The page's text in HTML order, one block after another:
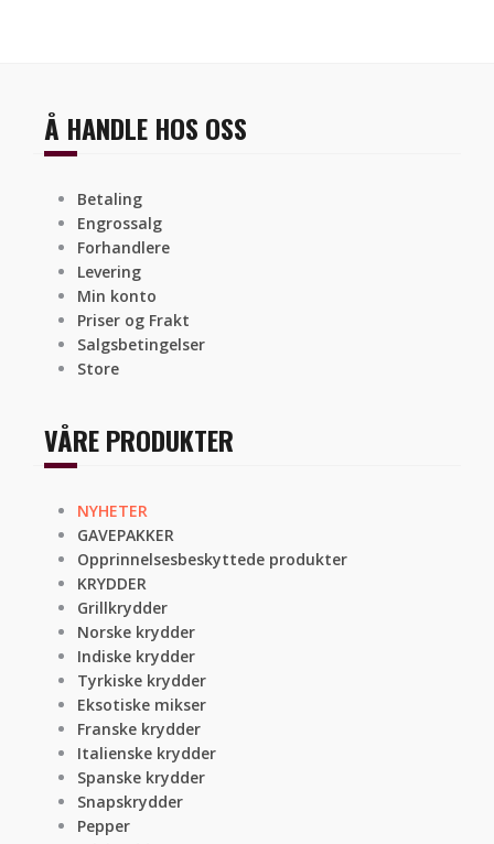
Å HANDLE HOS OSS
Betaling
Engrossalg
Forhandlere
Levering
Min konto
Priser og Frakt
Salgsbetingelser
Store
VÅRE PRODUKTER
NYHETER
GAVEPAKKER
Opprinnelsesbeskyttede produkter
KRYDDER
Grillkrydder
Norske krydder
Indiske krydder
Tyrkiske krydder
Eksotiske mikser
Franske krydder
Italienske krydder
Spanske krydder
Snapskrydder
Pepper